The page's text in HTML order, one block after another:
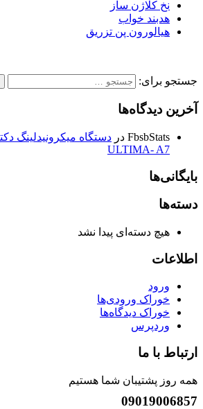
نخ کلاژن ساز
هدبند خواب
هیالورون پن تزریق
جستجو برای:
آخرین دیدگاه‌ها
FbsbStats در
ULTIMA- A7
بایگانی‌ها
دسته‌ها
هیچ دسته‌ای پیدا نشد
اطلاعات
ورود
خوراک ورودی‌ها
خوراک دیدگاه‌ها
وردپرس
ارتباط با ما
همه روز پشتیبان شما هستیم
09019006857